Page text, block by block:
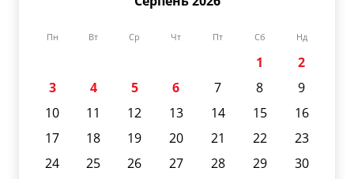
Пн Вт Ср Чт Пт Сб Нд
1
2
3
4 5 6 7 8
9
10
11 12 13 14 15
16
17
18 19 20 21 22
23
24
25 26 27 28 29
30